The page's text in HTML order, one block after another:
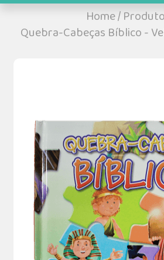
Home/
Quebra-Cabeças Bíblico -